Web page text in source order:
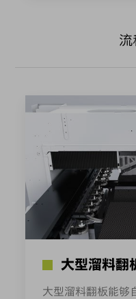
流
大型溜料翻
大型溜料翻板能够